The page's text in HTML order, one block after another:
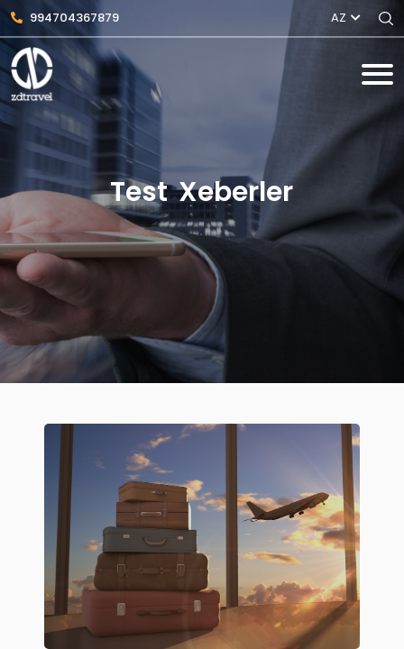
994704367879 AZ
Test Xeberler